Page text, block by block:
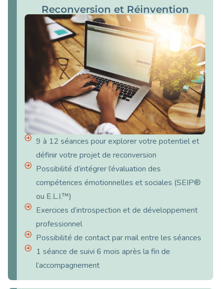
Reconversion et Réinvention
9 à 12 séances pour explorer votre potentiel et
définir votre projet de reconversion
Possibilité d’intégrer l’évaluation des
compétences émotionnelles et sociales (SEIP®
ou E.L.I.™)
Exercices d’introspection et de développement
professionnel
Possibilité de contact par mail entre les séances
1 séance de suivi 6 mois après la fin de
l’accompagnement